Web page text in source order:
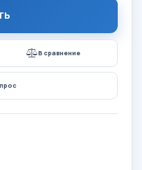
В сравнение